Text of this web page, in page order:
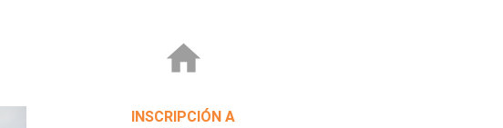
home
INSCRIPCIÓN A